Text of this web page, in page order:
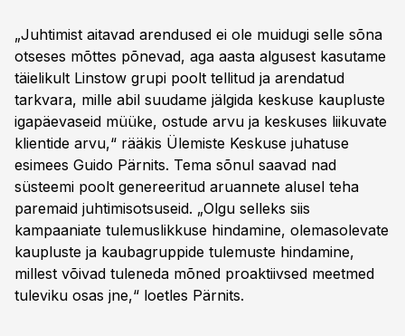
„Juhtimist aitavad arendused ei ole muidugi selle sõna
otseses mõttes põnevad, aga aasta algusest kasutame
täielikult Linstow grupi poolt tellitud ja arendatud
tarkvara, mille abil suudame jälgida keskuse kaupluste
igapäevaseid müüke, ostude arvu ja keskuses liikuvate
klientide arvu,“ rääkis Ülemiste Keskuse juhatuse
esimees Guido Pärnits. Tema sõnul saavad nad
süsteemi poolt genereeritud aruannete alusel teha
paremaid juhtimisotsuseid. „Olgu selleks siis
kampaaniate tulemuslikkuse hindamine, olemasolevate
kaupluste ja kaubagruppide tulemuste hindamine,
millest võivad tuleneda mõned proaktiivsed meetmed
tuleviku osas jne,“ loetles Pärnits.